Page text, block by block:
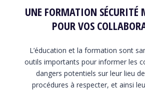
UNE FORMATION SÉCURITÉ
POUR VOS
L’éducation et la formation sont
outils importants pour informer les
dangers potentiels sur leur lieu
procédures à respecter, et ainsi